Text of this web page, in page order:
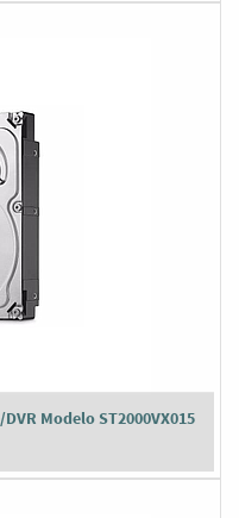
Modelo ST2000VX015